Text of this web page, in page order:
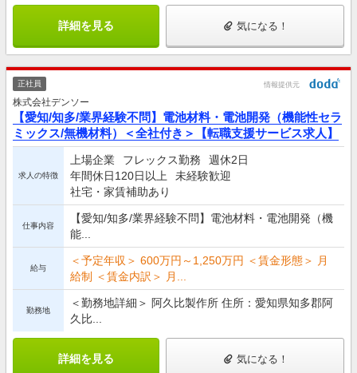
詳細を見る 気になる！
正社員 情報提供元
株式会社デンソー
【愛知/知多/業界経験不問】電池材料・電池開発（機能性セラ
ミックス/無機材料）＜全社付き＞【転職支援サービス求人】
求人の特徴
上場企業 フレックス勤務
週休2日
年間休日120日以上
未経験歓迎
社宅・家賃補助あり
仕事内容
【愛知/知多/業界経験不問】電池材料・電池開発（機
能...
給与
＜予定年収＞ 600万円～1,250万円 ＜賃金形態＞ 月
給制 ＜賃金内訳＞ 月...
勤務地
＜勤務地詳細＞ 阿久比製作所 住所：愛知県知多郡阿
久比...
詳細を見る 気になる！